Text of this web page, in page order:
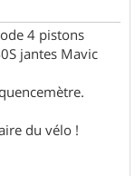
4 pistons
jantes Mavic
du vélo !